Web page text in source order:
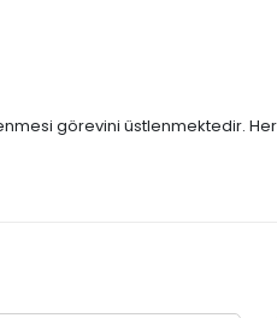
görevini üstlenmektedir.